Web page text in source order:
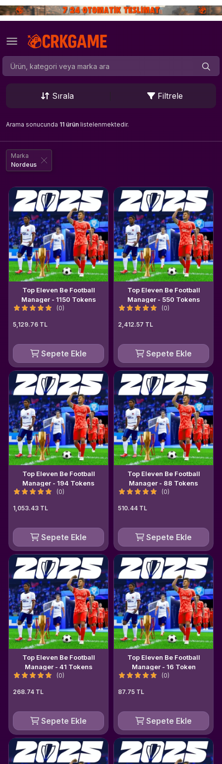
Sırala Filtrele
Arama sonucunda 11 ürün listelenmektedir.
Marka
Nordeus
Top Eleven Be Football
Manager - 1150 Tokens
(0)
5,129.76 TL
Sepete Ekle
Top Eleven Be Football
Manager - 550 Tokens
(0)
2,412.57 TL
Sepete Ekle
Top Eleven Be Football
Manager - 194 Tokens
(0)
1,053.43 TL
Sepete Ekle
Top Eleven Be Football
Manager - 88 Tokens
(0)
510.44 TL
Sepete Ekle
Top Eleven Be Football
Manager - 41 Tokens
(0)
268.74 TL
Sepete Ekle
Top Eleven Be Football
Manager - 16 Token
(0)
87.75 TL
Sepete Ekle